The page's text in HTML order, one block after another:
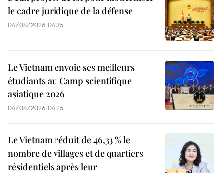
le cadre juridique de la défense
04/08/2026 04:35
Le Vietnam envoie ses meilleurs
étudiants au Camp scientifique
asiatique 2026
04/08/2026 04:25
Le Vietnam réduit de 46,33 % le
nombre de villages et de quartiers
résidentiels après leur